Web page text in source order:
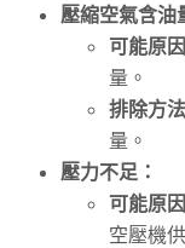
壓縮空氣含油
可能原因
量。
排除方法
量。
壓力不足：
可能原因
空壓機